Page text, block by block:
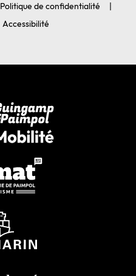
Politique de confidentialité
Accessibilité